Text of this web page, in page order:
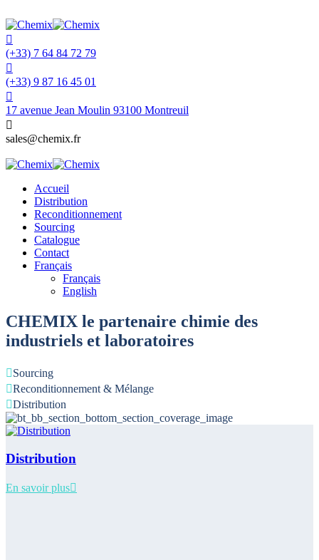
(+33) 7 64 84 72 79
(+33) 9 87 16 45 01
17 avenue Jean Moulin 93100 Montreuil
sales@chemix.fr
Accueil
Distribution
Reconditionnement
Sourcing
Catalogue
Contact
Français
Français
English
CHEMIX le partenaire chimie des
industriels et laboratoires
Sourcing
Reconditionnement & Mélange
Distribution
Distribution
En savoir plus